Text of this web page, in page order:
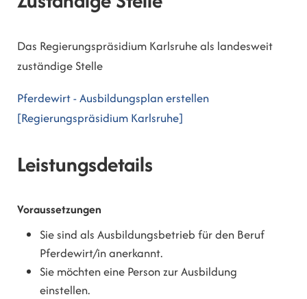
Das Regierungspräsidium Karlsruhe als landesweit
zuständige Stelle
Pferdewirt - Ausbildungsplan erstellen
[Regierungspräsidium Karlsruhe]
Leistungsdetails
Voraussetzungen
Sie sind als Ausbildungsbetrieb für den Beruf
Pferdewirt/in anerkannt.
Sie möchten eine Person zur Ausbildung
einstellen.